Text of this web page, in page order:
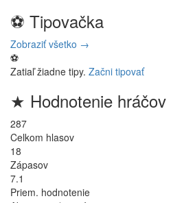
⚽ Tipovačka
Zobraziť všetko →
⚽
Zatiaľ žiadne tipy. Začni tipovať
★ Hodnotenie hráčov
287
Celkom hlasov
18
Zápasov
7.1
Priem. hodnotenie